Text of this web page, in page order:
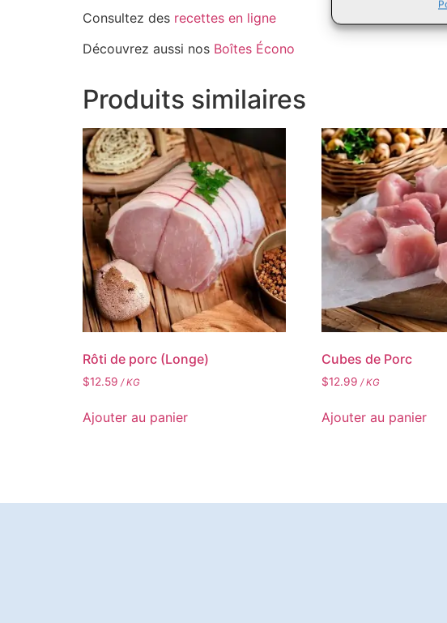
Consultez des recettes en ligne
Découvrez aussi nos Boîtes Écono
Produits similaires
Rôti de porc (Longe)
$12.59 / KG
Ajouter au panier
Cubes de Porc
$12.99 / KG
Ajouter au panier